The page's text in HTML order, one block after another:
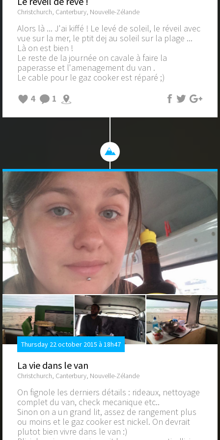
Christchurch, Canterbury, Nouvelle-Zélande
Alors là ... J'ai kiffé ! Le levé de soleil, le réveil avec
vue sur la mer, le ptit dej au soleil sur la plage ...
Là on est bien !
Le reste de la journée on cavale à faire la
paperasse et l'amenagement du van .
Le cable pour le gaz cooker est réparé ;)
4
1
Thursday 22 october 2015 à 18h47
La vie dans le van
Christchurch, Canterbury, Nouvelle-Zélande
On fignole les derniers détails : rideaux, nettoyage
complet du van, check mecanique etc..
Sinon on a un grand lit, assez de rangement plus
ou moins et le gaz cooker est nickel. On devrait
plutot bien vivre dans le van :)